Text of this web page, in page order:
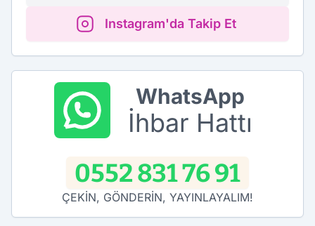
Instagram'da Takip Et
WhatsApp
İhbar Hattı
0552 831 76 91
ÇEKİN, GÖNDERİN, YAYINLAYALIM!